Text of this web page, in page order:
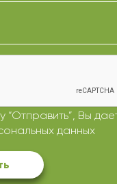
“Отправить”, Вы
данных